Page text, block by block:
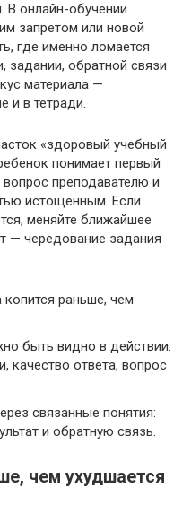
В онлайн-обучении
запретом или новой
где именно ломается
задании, обратной связи
материала —
и в тетради.
«здоровый учебный
понимает первый
преподавателю и
истощенным. Если
меняйте ближайшее
— чередование задания
копится раньше, чем
быть видно в действии:
качество ответа, вопрос
связанные понятия:
и обратную связь.
чем ухудшается